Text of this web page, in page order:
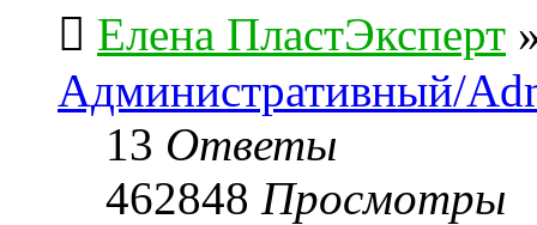
Елена ПластЭксперт
Административный/
13 Ответы
462848 Просмотры